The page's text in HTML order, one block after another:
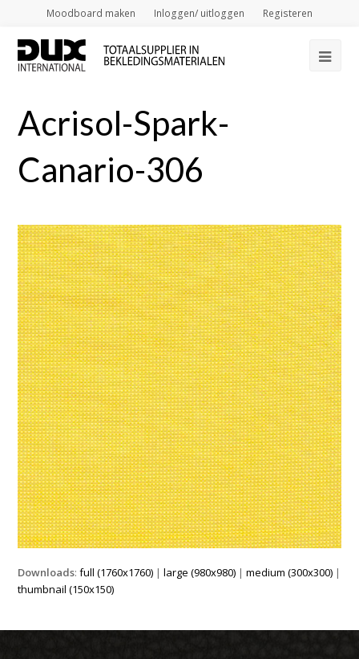
Moodboard maken Inloggen/ uitloggen Registeren
Acrisol-Spark-
Canario-306
Downloads:full (1760x1760) |large (980x980) |medium (300x300) |
thumbnail (150x150)